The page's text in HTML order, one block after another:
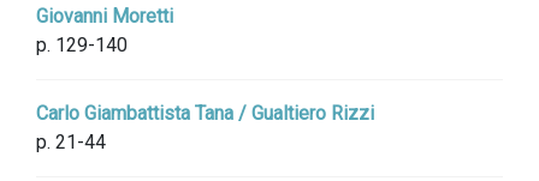
Giovanni Moretti
p. 129-140
Carlo Giambattista Tana / Gualtiero Rizzi
p. 21-44